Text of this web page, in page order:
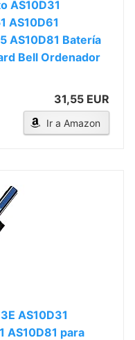
AS10D31
AS10D61
AS10D81 Batería
Bell Ordenador
31,55 EUR
Ir a Amazon
AS10D31
AS10D81 para